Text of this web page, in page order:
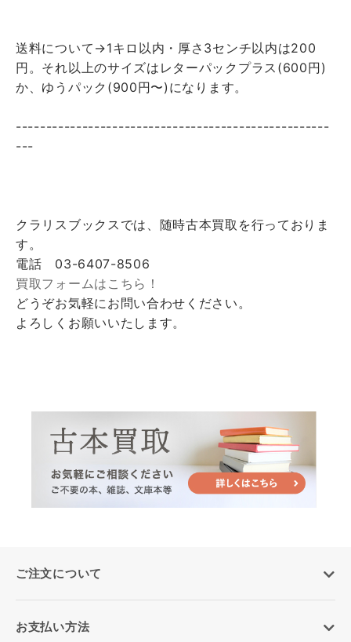
送料について→1キロ以内・厚さ3センチ以内は200
円。それ以上のサイズはレターパックプラス(600円)
か、ゆうパック(900円〜)になります。
----------------------------------------------------
---
クラリスブックスでは、随時古本買取を行っておりま
す。
電話 03-6407-8506
買取フォームはこちら！
どうぞお気軽にお問い合わせください。
よろしくお願いいたします。
ご注文について
お支払い方法